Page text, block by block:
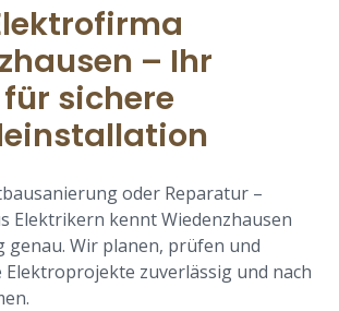
– Ihr
sichere
oder Reparatur –
Elektrikern kennt Wiedenzhausen
genau. Wir planen, prüfen und
zuverlässig und nach